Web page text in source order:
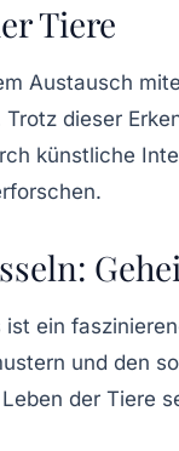
Tiere
Austausch
dieser
künstliche
ist ein
und den
der Tiere